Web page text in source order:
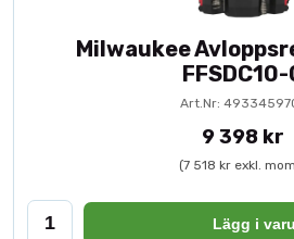
Milwaukee
Art.Nr:
9 398 kr
(7 518 kr exkl.
Lägg i